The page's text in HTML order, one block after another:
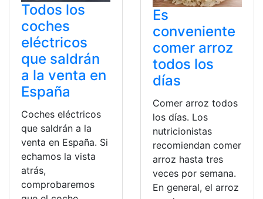
Todos los
coches
eléctricos
que saldrán
a la venta en
España
Coches eléctricos
que saldrán a la
venta en España. Si
echamos la vista
atrás,
comprobaremos
Es
conveniente
comer arroz
todos los
días
Comer arroz todos
los días. Los
nutricionistas
recomiendan comer
arroz hasta tres
veces por semana.
En general, el arroz